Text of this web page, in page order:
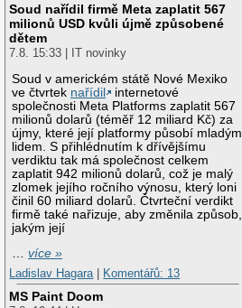
Soud nařídil firmě Meta zaplatit 567
milionů USD kvůli újmě způsobené
dětem
7.8. 15:33 | IT novinky
Soud v americkém státě Nové Mexiko
ve čtvrtek nařídil
internetové
společnosti Meta Platforms zaplatit 567
milionů dolarů (téměř 12 miliard Kč) za
újmy, které její platformy působí mladým
lidem. S přihlédnutím k dřívějšímu
verdiktu tak má společnost celkem
zaplatit 942 milionů dolarů, což je malý
zlomek jejího ročního výnosu, který loni
činil 60 miliard dolarů. Čtvrteční verdikt
firmě také nařizuje, aby změnila způsob,
jakým její
…více »
Ladislav Hagara
Komentářů: 13
MS Paint Doom